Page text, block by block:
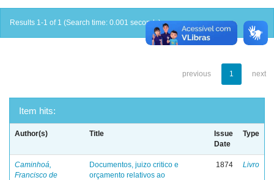
Results 1-1 of 1 (Search time: 0.001 seconds).
previous 1 next
Item hits:
Author(s) Title
Issue
Date
Type
Caminhoá,
Francisco de
Documentos, juizo critico e
orçamento relativos ao
1874 Livro